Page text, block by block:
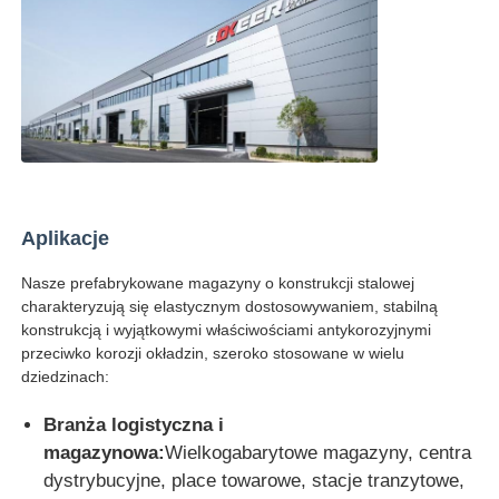
Aplikacje
Nasze prefabrykowane magazyny o konstrukcji stalowej
charakteryzują się elastycznym dostosowywaniem, stabilną
konstrukcją i wyjątkowymi właściwościami antykorozyjnymi
przeciwko korozji okładzin, szeroko stosowane w wielu
dziedzinach:
Branża logistyczna i
magazynowa:Wielkogabarytowe magazyny, centra
dystrybucyjne, place towarowe, stacje tranzytowe,